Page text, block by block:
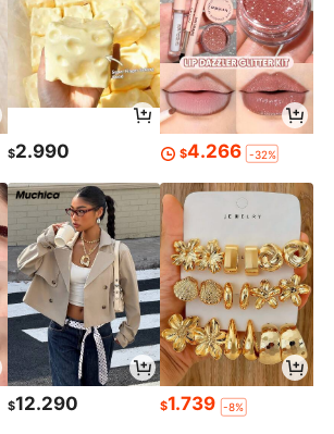
$2.990 $4.266 -32%
$12.290 $1.739 -8%